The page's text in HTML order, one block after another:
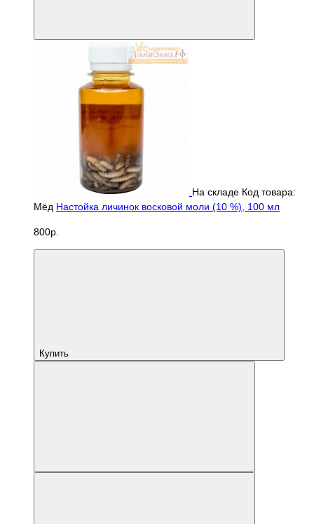
На складе Код товара:
Мёд Настойка личинок восковой моли (10 %), 100 мл
800р.
Купить